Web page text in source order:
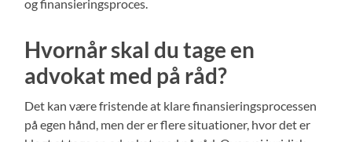
og finansieringsproces.
Hvornår skal du tage en
advokat med på råd?
Det kan være fristende at klare finansieringsprocessen
på egen hånd, men der er flere situationer, hvor det er